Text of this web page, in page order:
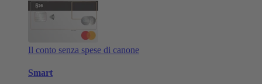
Il conto senza spese di canone
Smart